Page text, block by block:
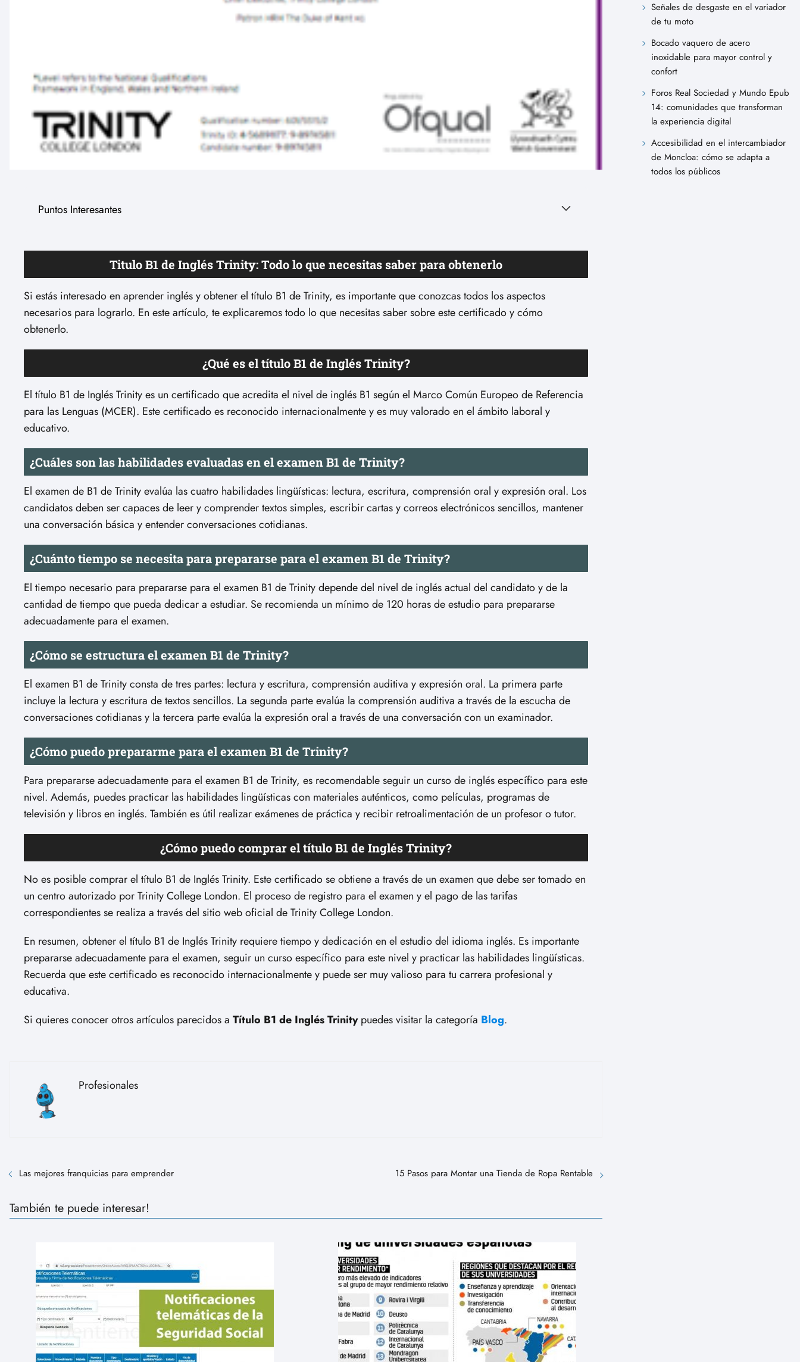
Puntos Interesantes
Titulo B1 de Inglés Trinity: Todo lo que necesitas saber para obtenerlo
Si estás interesado en aprender inglés y obtener el título B1 de Trinity, es importante que conozcas todos los aspectos
necesarios para lograrlo. En este artículo, te explicaremos todo lo que necesitas saber sobre este certificado y cómo
obtenerlo.
¿Qué es el título B1 de Inglés Trinity?
El título B1 de Inglés Trinity es un certificado que acredita el nivel de inglés B1 según el Marco Común Europeo de Referencia
para las Lenguas (MCER). Este certificado es reconocido internacionalmente y es muy valorado en el ámbito laboral y
educativo.
¿Cuáles son las habilidades evaluadas en el examen B1 de Trinity?
El examen de B1 de Trinity evalúa las cuatro habilidades lingüísticas: lectura, escritura, comprensión oral y expresión oral. Los
candidatos deben ser capaces de leer y comprender textos simples, escribir cartas y correos electrónicos sencillos, mantener
una conversación básica y entender conversaciones cotidianas.
¿Cuánto tiempo se necesita para prepararse para el examen B1 de Trinity?
El tiempo necesario para prepararse para el examen B1 de Trinity depende del nivel de inglés actual del candidato y de la
cantidad de tiempo que pueda dedicar a estudiar. Se recomienda un mínimo de 120 horas de estudio para prepararse
adecuadamente para el examen.
¿Cómo se estructura el examen B1 de Trinity?
El examen B1 de Trinity consta de tres partes: lectura y escritura, comprensión auditiva y expresión oral. La primera parte
incluye la lectura y escritura de textos sencillos. La segunda parte evalúa la comprensión auditiva a través de la escucha de
conversaciones cotidianas y la tercera parte evalúa la expresión oral a través de una conversación con un examinador.
¿Cómo puedo prepararme para el examen B1 de Trinity?
Para prepararse adecuadamente para el examen B1 de Trinity, es recomendable seguir un curso de inglés específico para este
nivel. Además, puedes practicar las habilidades lingüísticas con materiales auténticos, como películas, programas de
televisión y libros en inglés. También es útil realizar exámenes de práctica y recibir retroalimentación de un profesor o tutor.
¿Cómo puedo comprar el título B1 de Inglés Trinity?
No es posible comprar el título B1 de Inglés Trinity. Este certificado se obtiene a través de un examen que debe ser tomado en
un centro autorizado por Trinity College London. El proceso de registro para el examen y el pago de las tarifas
correspondientes se realiza a través del sitio web oficial de Trinity College London.
En resumen, obtener el título B1 de Inglés Trinity requiere tiempo y dedicación en el estudio del idioma inglés. Es importante
prepararse adecuadamente para el examen, seguir un curso específico para este nivel y practicar las habilidades lingüísticas.
Recuerda que este certificado es reconocido internacionalmente y puede ser muy valioso para tu carrera profesional y
educativa.
Si quieres conocer otros artículos parecidos a Título B1 de Inglés Trinitypuedes visitar la categoría Blog.
Profesionales
Las mejores franquicias para emprender 15 Pasos para Montar una Tienda de Ropa Rentable
También te puede interesar!
Señales de desgaste en el variador
de tu moto
Bocado vaquero de acero
inoxidable para mayor control y
confort
Foros Real Sociedad y Mundo Epub
14: comunidades que transforman
la experiencia digital
Accesibilidad en el intercambiador
de Moncloa: cómo se adapta a
todos los públicos